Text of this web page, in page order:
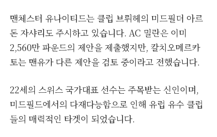
맨체스터 유나이티드는 클럽 브뤼헤의 미드필더 아르
돈 자샤리도 주시하고 있습니다. AC 밀란은 이미
2,560만 파운드의 제안을 제출했지만, 칼치오메르카
토는 맨유가 다른 제안을 검토 중이라고 전했습니다.
22세의 스위스 국가대표 선수는 주목받는 신인이며,
미드필드에서의 다재다능함으로 인해 유럽 유수 클럽
들의 매력적인 타겟이 되었습니다.